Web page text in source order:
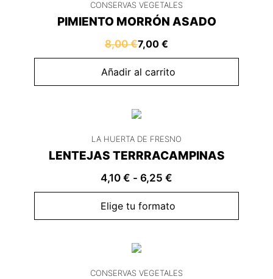
CONSERVAS VEGETALES
PIMIENTO MORRÓN ASADO
8,00€7,00 €
Añadir al carrito
LA HUERTA DE FRESNO
LENTEJAS TERRRACAMPINAS
4,10 € - 6,25 €
Elige tu formato
CONSERVAS VEGETALES